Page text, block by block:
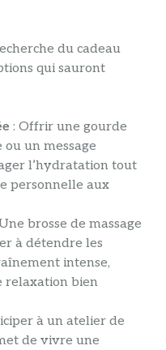
du cadeau
qui sauront
: Offrir une gourde
un message
l’hydratation tout
personnelle aux
brosse de massage
à détendre les
intense,
relaxation bien
à un atelier de
de vivre une